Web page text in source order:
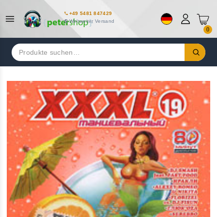
+49 5481 847429
Weltweiter Versand
0
Suchen
nach: